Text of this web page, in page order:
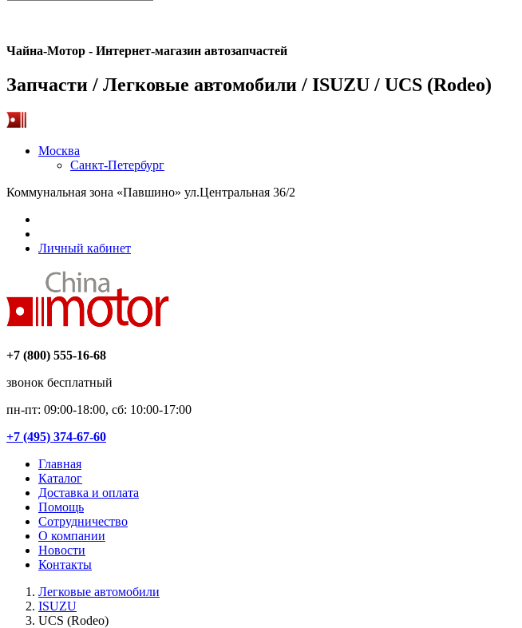
Чайна-Мотор - Интернет-магазин автозапчастей
Запчасти / Легковые автомобили / ISUZU / UCS (Rodeo)
Москва
Санкт-Петербург
Коммунальная зона «Павшино» ул.Центральная 36/2
Личный кабинет
+7 (800) 555-16-68
звонок бесплатный
пн-пт: 09:00-18:00, сб: 10:00-17:00
+7 (495) 374-67-60
Главная
Каталог
Доставка и оплата
Помощь
Сотрудничество
О компании
Новости
Контакты
Легковые автомобили
ISUZU
UCS (Rodeo)